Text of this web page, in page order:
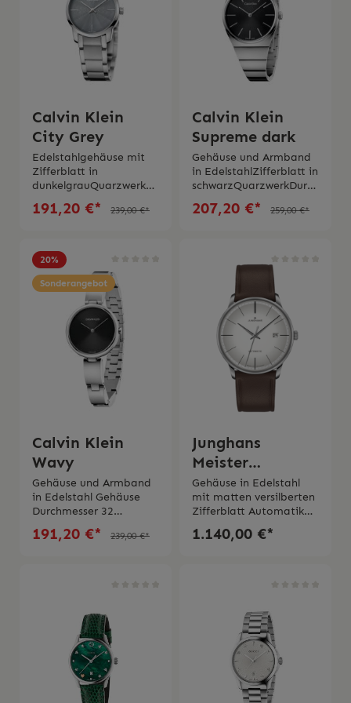
Bedienungsanleitung
geliefert
Calvin Klein
City Grey
Edelstahlgehäuse mit
Zifferblatt in
dunkelgrauQuarzwerkD
urchmesser Gehäuse Ø
31,00 mmStahlband mit
3barSwiss Made 2 Jahre
Garantie Die Uhr wird
mit originaler Schachtel
und originaler
Bedienungsanleitung
geliefert.
191,20 €* 239,00 €*
Calvin Klein
Supreme dark
Gehäuse und Armband
in EdelstahlZifferblatt in
schwarzQuarzwerkDurch
messer von 33
mmSaphirglasWasserdic
mit Schachtel und
originaler
Bedienungsanleitung
geliefert
207,20 €* 259,00 €*
20%
Sonderangebot
Calvin Klein
Wavy
Gehäuse und Armband
in Edelstahl Gehäuse
Durchmesser 32
mmZifferblatt in
schwarzQuarzwerkMiner
Bedienungsanleitung
191,20 €* 239,00 €*
Junghans
Meister
Automatik
classy
Gehäuse in Edelstahl
mit matten versilberten
Zifferblatt Automatikwe
J800.1, Gangreserve 38
barLederband mit
Dornschließe aus
Edelstahl 2 Jahre
GarantieOriginaler
Schachtel und
Bedienungsanleitung
1.140,00 €*